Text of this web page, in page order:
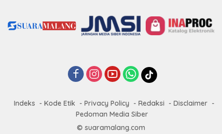
Indeks Kode Etik Privacy Policy Redaksi
Disclaimer
Pedoman Media Siber
© suaramalang.com